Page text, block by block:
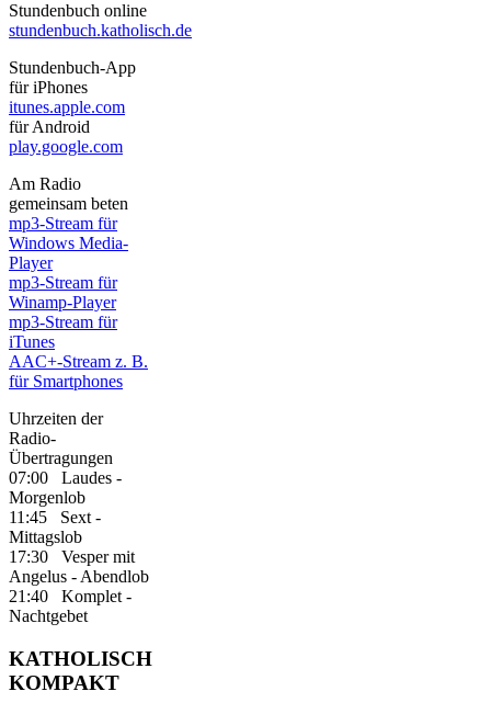
Stundenbuch online
stundenbuch.katholisch.de
Stundenbuch-App
für iPhones
itunes.apple.com
für Android
play.google.com
Am Radio
gemeinsam beten
mp3-Stream für
Windows Media-
Player
mp3-Stream für
Winamp-Player
mp3-Stream für
iTunes
AAC+-Stream z. B.
für Smartphones
Uhrzeiten der
Radio-
Übertragungen
07:00 Laudes -
Morgenlob
11:45 Sext -
Mittagslob
17:30 Vesper mit
Angelus - Abendlob
21:40 Komplet -
Nachtgebet
KATHOLISCH
KOMPAKT